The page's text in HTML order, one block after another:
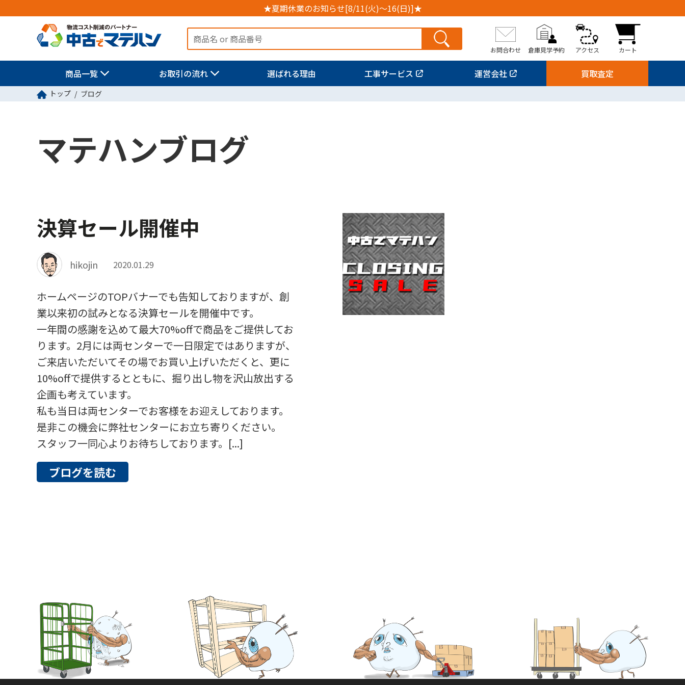
★夏期休業のお知らせ[8/11(火)～16(日)]★
お問合わせ 倉庫見学予約 アクセス カート
商品一覧 お取引の流れ 選ばれる理由 工事サービス 運営会社 買取査定
トップ ブログ
マテハンブログ
決算セール開催中
hikojin 2020.01.29
ホームページのTOPバナーでも告知しておりますが、創
業以来初の試みとなる決算セールを開催中です。
一年間の感謝を込めて最大70%offで商品をご提供してお
ります。2月には両センターで一日限定ではありますが、
ご来店いただいてその場でお買い上げいただくと、更に
10%offで提供するとともに、掘り出し物を沢山放出する
企画も考えています。
私も当日は両センターでお客様をお迎えしております。
是非この機会に弊社センターにお立ち寄りください。
スタッフ一同心よりお待ちしております。[...]
ブログを読む